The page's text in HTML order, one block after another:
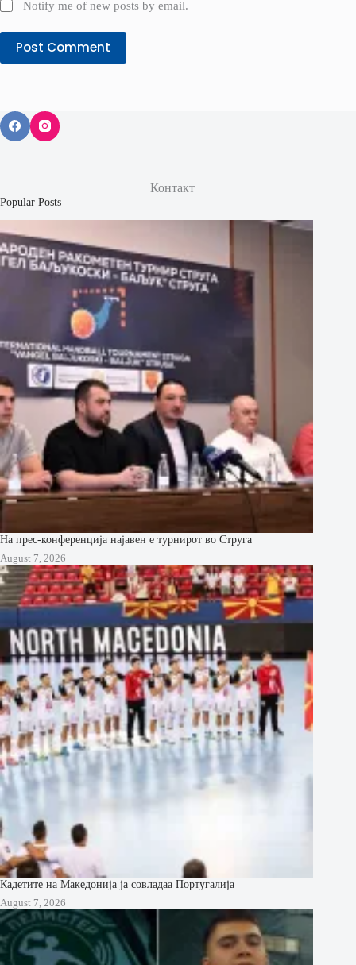
Notify me of new posts by email.
Post Comment
Контакт
Popular Posts
На прес-конференција најавен е турнирот во Струга
August 7, 2026
Кадетите на Македонија ја совладаа Португалија
August 7, 2026